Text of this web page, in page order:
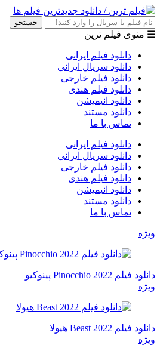
جستجو
☰ منوی فیلم ترین
دانلود فیلم ایرانی
دانلود سریال ایرانی
دانلود فیلم خارجی
دانلود فیلم هندی
دانلود انیمیشن
دانلود مستند
تماس با ما
دانلود فیلم ایرانی
دانلود سریال ایرانی
دانلود فیلم خارجی
دانلود فیلم هندی
دانلود انیمیشن
دانلود مستند
تماس با ما
ویژه
دانلود فیلم Pinocchio 2022 پینوکیو
ویژه
دانلود فیلم Beast 2022 هیولا
ویژه